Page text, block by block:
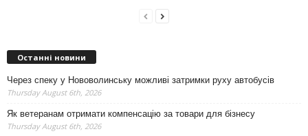
Останні новини
Через спеку у Нововолинську можливі затримки руху автобусів
Thursday August 6th, 2026
Як ветеранам отримати компенсацію за товари для бізнесу
Thursday August 6th, 2026